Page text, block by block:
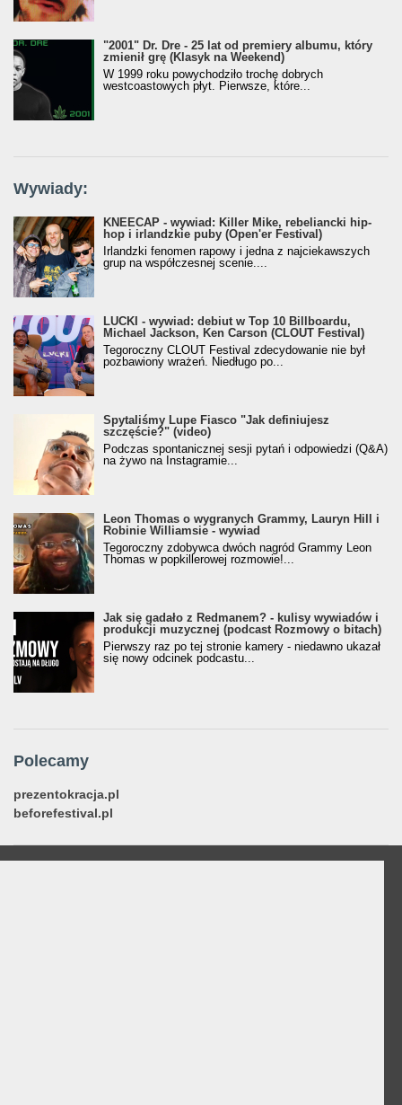
"2001" Dr. Dre - 25 lat od premiery albumu, który
zmienił grę (Klasyk na Weekend)
W 1999 roku powychodziło trochę dobrych
westcoastowych płyt. Pierwsze, które...
Wywiady:
KNEECAP - wywiad: Killer Mike, rebeliancki hip-
hop i irlandzkie puby (Open'er Festival)
Irlandzki fenomen rapowy i jedna z najciekawszych
grup na współczesnej scenie....
LUCKI - wywiad: debiut w Top 10 Billboardu,
Michael Jackson, Ken Carson (CLOUT Festival)
Tegoroczny CLOUT Festival zdecydowanie nie był
pozbawiony wrażeń. Niedługo po...
Spytaliśmy Lupe Fiasco "Jak definiujesz
szczęście?" (video)
Podczas spontanicznej sesji pytań i odpowiedzi (Q&A)
na żywo na Instagramie...
Leon Thomas o wygranych Grammy, Lauryn Hill i
Robinie Williamsie - wywiad
Tegoroczny zdobywca dwóch nagród Grammy Leon
Thomas w popkillerowej rozmowie!...
Jak się gadało z Redmanem? - kulisy wywiadów i
produkcji muzycznej (podcast Rozmowy o bitach)
Pierwszy raz po tej stronie kamery - niedawno ukazał
się nowy odcinek podcastu...
Polecamy
prezentokracja.pl
beforefestival.pl